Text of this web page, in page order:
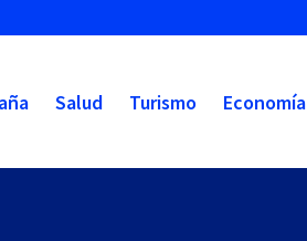
Salud Turismo Economía